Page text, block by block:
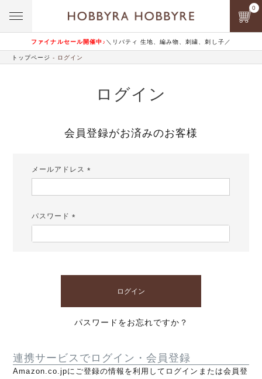
ファイナルセール開催中♪ ＼リバティ 生地、編み物、刺繍、刺し子／
0
トップページ ログイン
ログイン
会員登録がお済みのお客様
メールアドレス
パスワード
ログイン
パスワードをお忘れですか？
連携サービスでログイン・会員登録
Amazon.co.jpにご登録の情報を利用してログインまたは会員登